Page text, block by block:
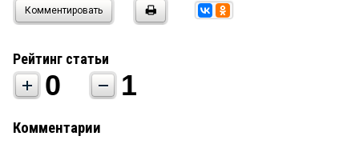
Комментировать
Рейтинг статьи
0 1
Комментарии